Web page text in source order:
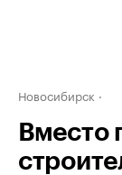
Новосибирск
Вместо